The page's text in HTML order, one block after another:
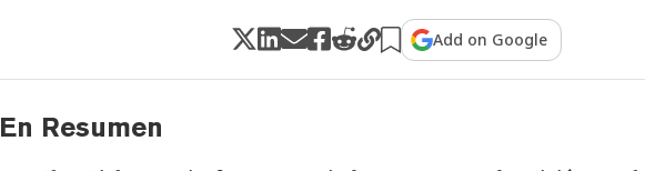
Add on Google
En Resumen